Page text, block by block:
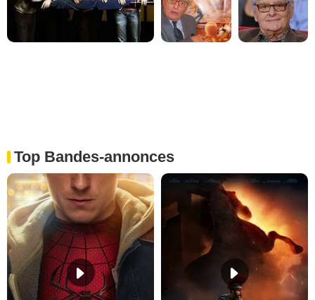
Top Bandes-annonces